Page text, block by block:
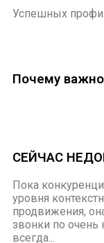
Успешных
Почему важно
СЕЙЧАС
Пока
уровня
продвижения,
звонки по очень
всегда...